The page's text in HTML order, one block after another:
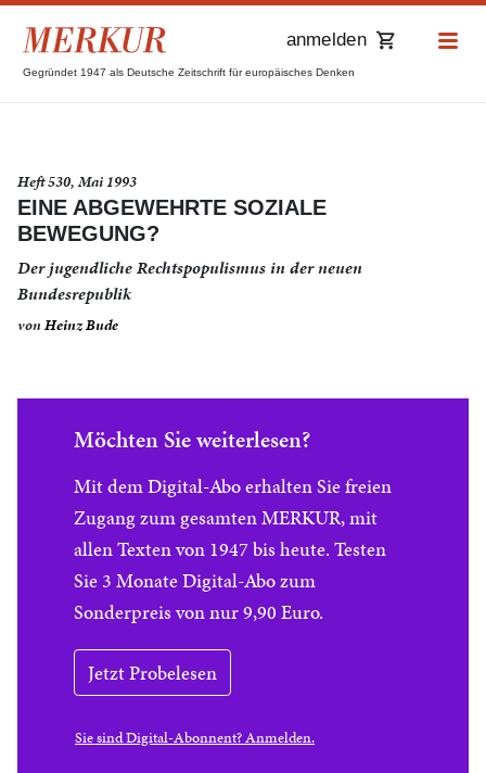
Gegründet 1947 als Deutsche Zeitschrift für europäisches Denken
anmelden
Heft 530, Mai 1993
EINE ABGEWEHRTE SOZIALE
BEWEGUNG?
Der jugendliche Rechtspopulismus in der neuen
Bundesrepublik
vonHeinz Bude
Möchten Sie weiterlesen?
Mit dem Digital-Abo erhalten Sie freien
Zugang zum gesamten MERKUR, mit
allen Texten von 1947 bis heute. Testen
Sie 3 Monate Digital-Abo zum
Sonderpreis von nur 9,90 Euro.
Jetzt Probelesen
Sie sind Digital-Abonnent? Anmelden.